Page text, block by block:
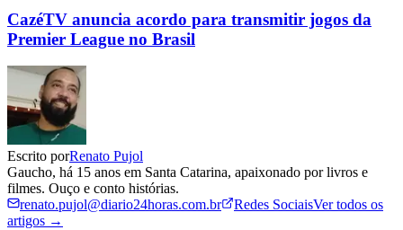
CazéTV anuncia acordo para transmitir jogos da
Premier League no Brasil
Escrito porRenato Pujol
Gaucho, há 15 anos em Santa Catarina, apaixonado por livros e
filmes. Ouço e conto histórias.
renato.pujol@diario24horas.com.br
Redes SociaisVer todos os
artigos →